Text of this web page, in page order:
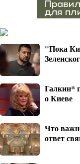
"Пока
Галкин*
о Киеве
Что
ответ